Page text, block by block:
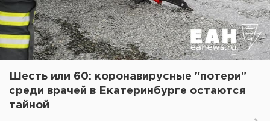
Шесть или 60: коронавирусные "потери"
среди врачей в Екатеринбурге остаются
тайной